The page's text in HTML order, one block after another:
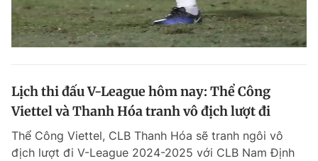
Lịch thi đấu V-League hôm nay: Thể Công
Viettel và Thanh Hóa tranh vô địch lượt đi
Thể Công Viettel, CLB Thanh Hóa sẽ tranh ngôi vô
địch lượt đi V-League 2024-2025 với CLB Nam Định